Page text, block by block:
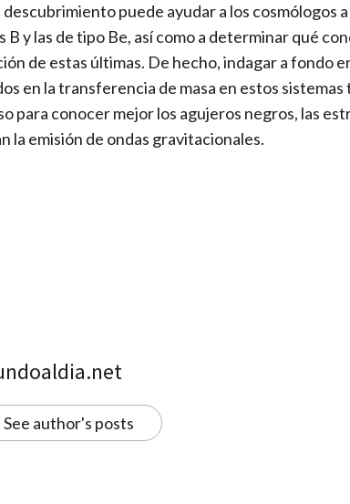
puede ayudar a los cosmólogos
y las de tipo Be, así como a determinar qué
de estas últimas. De hecho, indagar a fondo
en la transferencia de masa en estos
para conocer mejor los agujeros negros, las
la emisión de ondas gravitacionales.
See author's posts